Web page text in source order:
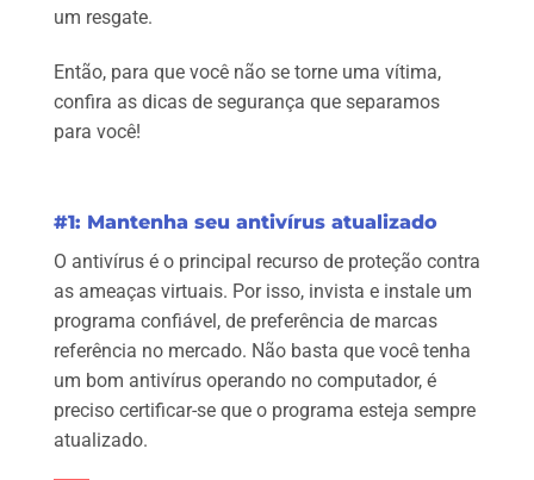
um resgate.
Então, para que você não se torne uma vítima,
confira as dicas de segurança que separamos
para você!
#1: Mantenha seu antivírus atualizado
O antivírus é o principal recurso de proteção contra
as ameaças virtuais. Por isso, invista e instale um
programa confiável, de preferência de marcas
referência no mercado. Não basta que você tenha
um bom antivírus operando no computador, é
preciso certificar-se que o programa esteja sempre
atualizado.